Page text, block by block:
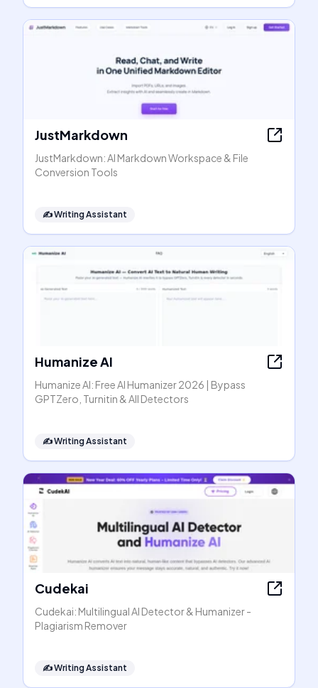
JustMarkdown
JustMarkdown: AI Markdown Workspace & File
Conversion Tools
✍️Writing Assistant
Humanize AI
Humanize AI: Free AI Humanizer 2026 | Bypass
GPTZero, Turnitin & All Detectors
✍️Writing Assistant
Cudekai
Cudekai: Multilingual AI Detector & Humanizer -
Plagiarism Remover
✍️Writing Assistant